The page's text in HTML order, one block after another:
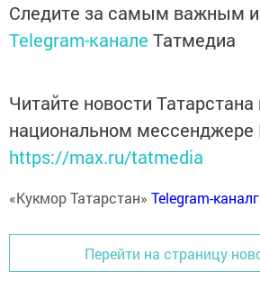
Следите за самым важным
Telegram-канале Татмедиа
Читайте новости Татарстана
национальном мессенджере
https://max.ru/tatmedia
«Кукмор Татарстан» Telegram-
Перейти на страницу